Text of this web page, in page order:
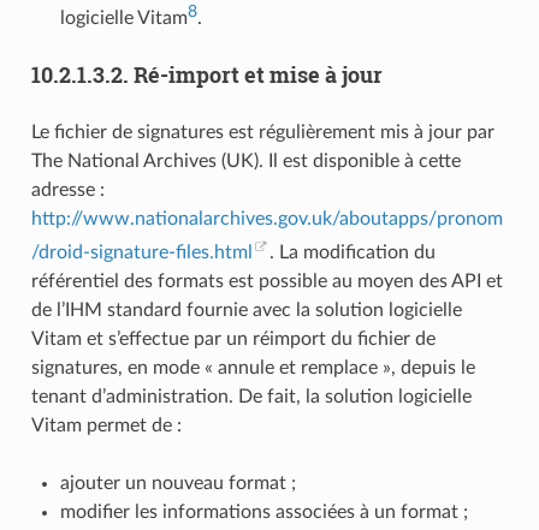
logicielle Vitam8.
10.2.1.3.2. Ré-import et mise à jour
Le fichier de signatures est régulièrement mis à jour par
The National Archives (UK). Il est disponible à cette
adresse :
http://www.nationalarchives.gov.uk/aboutapps/pronom
/droid-signature-files.html
. La modification du
référentiel des formats est possible au moyen des API et
de l’IHM standard fournie avec la solution logicielle
Vitam et s’effectue par un réimport du fichier de
signatures, en mode « annule et remplace », depuis le
tenant d’administration. De fait, la solution logicielle
Vitam permet de :
ajouter un nouveau format ;
modifier les informations associées à un format ;